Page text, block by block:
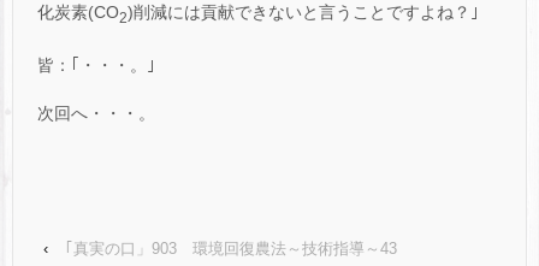
化炭素(CO2)削減には貢献できないと言うことですよね？｣
皆：｢・・・。｣
次回へ・・・。
‹
｢真実の口」903 環境回復農法～技術指導～43